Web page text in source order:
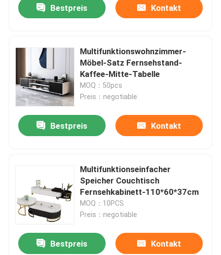
Bestpreis Kontakt
Multifunktionswohnzimmer-
Möbel-Satz Fernsehstand-
Kaffee-Mitte-Tabelle
MOQ：50pcs
Preis：negotiable
Bestpreis Kontakt
Multifunktionseinfacher
Speicher Couchtisch
Fernsehkabinett-110*60*37cm
MOQ：10PCS
Preis：negotiable
Bestpreis Kontakt